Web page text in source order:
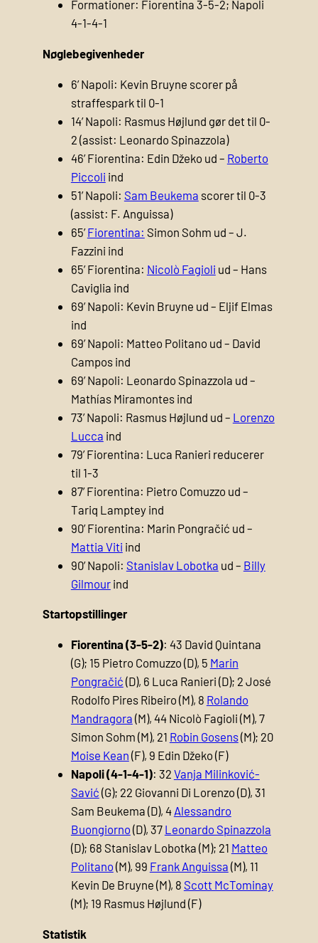
Formationer: Fiorentina 3-5-2; Napoli
4-1-4-1
Nøglebegivenheder
6’ Napoli: Kevin Bruyne scorer på
straffespark til 0-1
14’ Napoli: Rasmus Højlund gør det til 0-
2 (assist: Leonardo Spinazzola)
46’ Fiorentina: Edin Džeko ud – Roberto
Piccoli ind
51’ Napoli: Sam Beukema scorer til 0-3
(assist: F. Anguissa)
65’Fiorentina: Simon Sohm ud – J.
Fazzini ind
65’ Fiorentina: Nicolò Fagioli ud – Hans
Caviglia ind
69’ Napoli: Kevin Bruyne ud – Eljif Elmas
ind
69’ Napoli: Matteo Politano ud – David
Campos ind
69’ Napoli: Leonardo Spinazzola ud –
Mathías Miramontes ind
73’ Napoli: Rasmus Højlund ud – Lorenzo
Lucca ind
79’ Fiorentina: Luca Ranieri reducerer
til 1-3
87’ Fiorentina: Pietro Comuzzo ud –
Tariq Lamptey ind
90’ Fiorentina: Marin Pongračić ud –
Mattia Viti ind
90’ Napoli: Stanislav Lobotka ud – Billy
Gilmourind
Startopstillinger
Fiorentina (3-5-2): 43 David Quintana
(G); 15 Pietro Comuzzo (D), 5 Marin
Pongračić (D), 6 Luca Ranieri (D); 2 José
Rodolfo Pires Ribeiro (M), 8 Rolando
Mandragora (M), 44 Nicolò Fagioli (M), 7
Simon Sohm (M), 21 Robin Gosens(M); 20
Moise Kean (F), 9 Edin Džeko (F)
Napoli (4-1-4-1): 32 Vanja Milinković-
Savić (G); 22 Giovanni Di Lorenzo (D), 31
Sam Beukema (D), 4 Alessandro
Buongiorno (D), 37 Leonardo Spinazzola
(D); 68 Stanislav Lobotka (M); 21 Matteo
Politano (M), 99 Frank Anguissa (M), 11
Kevin De Bruyne (M), 8 Scott McTominay
(M); 19 Rasmus Højlund (F)
Statistik